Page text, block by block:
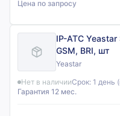
Цена по запросу
IP-АТС Yeastar
GSM, BRI, шт
Yeastar
Нет в наличииСрок: 1 день
Гарантия 12 мес.